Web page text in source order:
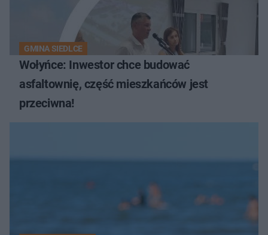
GMINA SIEDLCE
Wołyńce: Inwestor chce budować
asfaltownię, część mieszkańców jest
przeciwna!